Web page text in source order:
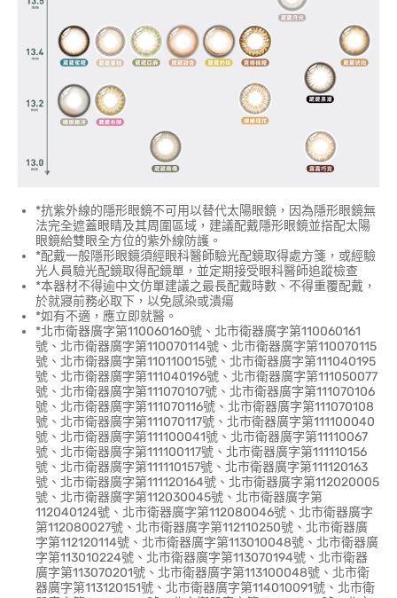
*抗紫外線的隱形眼鏡不可用以替代太陽眼鏡，因為隱形眼鏡無
法完全遮蓋眼睛及其周圍區域，建議配戴隱形眼鏡並搭配太陽
眼鏡給雙眼全方位的紫外線防護。
*配戴一般隱形眼鏡須經眼科醫師驗光配鏡取得處方箋，或經驗
光人員驗光配鏡取得配鏡單，並定期接受眼科醫師追蹤檢查
*本器材不得逾中文仿單建議之最長配戴時數、不得重覆配戴，
於就寢前務必取下，以免感染或潰瘍
*如有不適，應立即就醫。
*北市衛器廣字第110060160號、北市衛器廣字第110060161
號、北市衛器廣字第110070114號、北市衛器廣字第110070115
號、北市衛器廣字第110110015號、北市衛器廣字第111040195
號、北市衛器廣字第111040196號、北市衛器廣字第111050077
號、北市衛器廣字第111070107號、北市衛器廣字第111070106
號、北市衛器廣字第111070116號、北市衛器廣字第111070108
號、北市衛器廣字第111070117號、北市衛器廣字第111100040
號、北市衛器廣字第111100041號、北市衛器廣字第11110067
號、北市衛器廣字第111100117號、北市衛器廣字第111110156
號、北市衛器廣字第111110157號、北市衛器廣字第111120163
號、北市衛器廣字第111120164號、北市衛器廣字第112020005
號、北市衛器廣字第112030045號、北市衛器廣字第
112040124號、北市衛器廣字第112080046號、北市衛器廣字
第112080027號、北市衛器廣字第112110250號、北市衛器廣
字第112120114號、北市衛器廣字第113010048號、北市衛器廣
字第113010224號、北市衛器廣字第113070194號、北市衛器
廣字第113070201號、北市衛器廣字第113100048號、北市衛
器廣字第113120151號、北市衛器廣字第114010091號、北市衛